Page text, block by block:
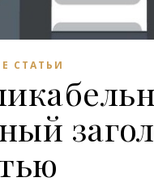
СТАТЬИ